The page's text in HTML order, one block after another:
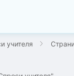
учителя